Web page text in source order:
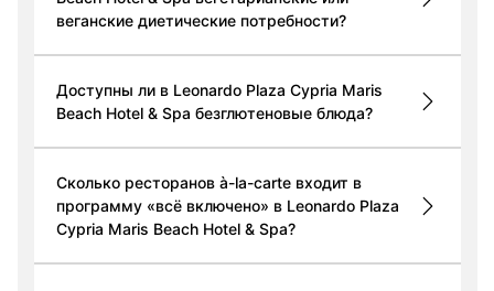
веганские диетические потребности?
Доступны ли в Leonardo Plaza Cypria Maris
Beach Hotel & Spa безглютеновые блюда?
Сколько ресторанов à-la-carte входит в
программу «всё включено» в Leonardo Plaza
Cypria Maris Beach Hotel & Spa?